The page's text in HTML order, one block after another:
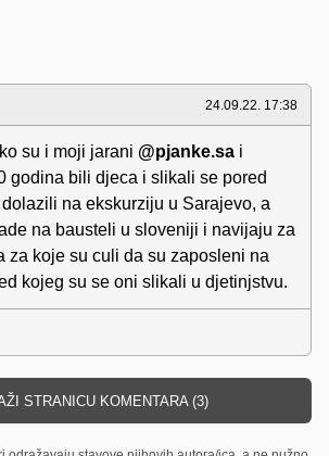
24.09.22. 17:38
su i moji jarani @pjanke.sa i
godina bili djeca i slikali se pored
na ekskurziju u Sarajevo, a
na bausteli u sloveniji i navijaju za
za koje su culi da su zaposleni na
kojeg su se oni slikali u djetinjstvu.
STRANICU KOMENTARA (3)